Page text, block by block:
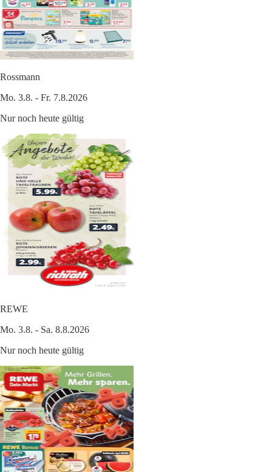
Rossmann
Mo. 3.8. - Fr. 7.8.2026
Nur noch heute gültig
REWE
Mo. 3.8. - Sa. 8.8.2026
Nur noch heute gültig